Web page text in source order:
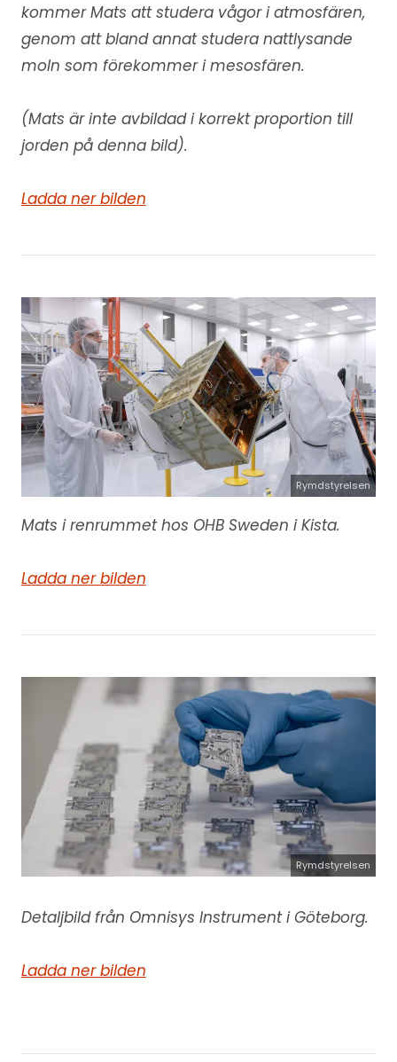
kommer Mats att studera vågor i atmosfären,
genom att bland annat studera nattlysande
moln som förekommer i mesosfären.
(Mats är inte avbildad i korrekt proportion till
jorden på denna bild).
Ladda ner bilden
Rymdstyrelsen
Mats i renrummet hos OHB Sweden i Kista.
Ladda ner bilden
Rymdstyrelsen
Detaljbild från Omnisys Instrument i Göteborg.
Ladda ner bilden